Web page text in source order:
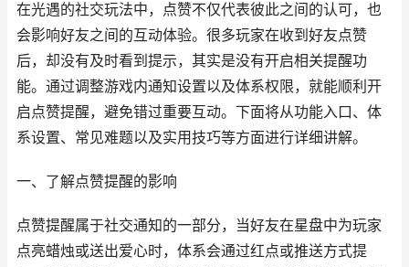
在光遇的社交玩法中，点赞不仅代表彼此之间的认可，也
会影响好友之间的互动体验。很多玩家在收到好友点赞
后，却没有及时看到提示，其实是没有开启相关提醒功
能。通过调整游戏内通知设置以及体系权限，就能顺利开
启点赞提醒，避免错过重要互动。下面将从功能入口、体
系设置、常见难题以及实用技巧等方面进行详细讲解。
一、了解点赞提醒的影响
点赞提醒属于社交通知的一部分，当好友在星盘中为玩家
点亮蜡烛或送出爱心时，体系会通过红点或推送方式提